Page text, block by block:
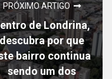
PRÓXIMO ARTIGO
de Londrina,
por que
bairro continua
sendo um dos